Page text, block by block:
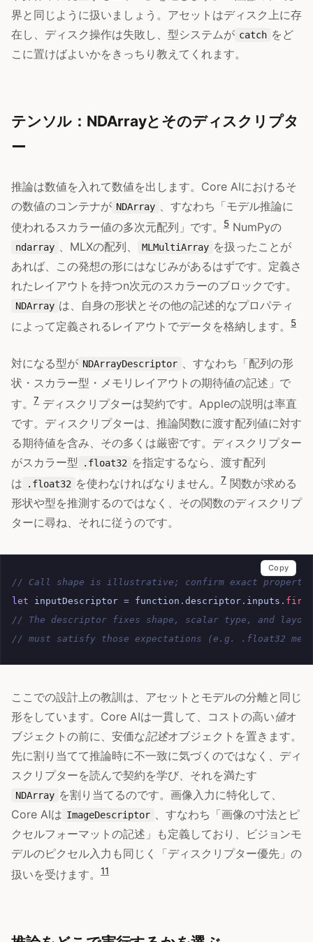
界と同じように扱いましょう。アセットはディスク上に存
在し、ディスク操作は失敗し、型システムが catch をど
こに置けばよいかをきっちり教えてくれます。
テンソル：NDArrayとそのディスクリプタ
ー
推論は数値を入れて数値を出します。Core AIにおけるそ
の数値のコンテナが NDArray
、すなわち「モデル推論に
使われるスカラー値の多次元配列」です。
5 NumPyの
ndarray 、MLXの配列、 MLMultiArray を扱ったことが
あれば、この発想の形にはなじみがあるはずです。定義さ
れたレイアウトを持つn次元のスカラーのブロックです。
NDArray は、自身の形状とその他の記述的なプロパティ
によって定義されるレイアウトでデータを格納します。
5
対になる型が NDArrayDescriptor
、すなわち「配列の形
状・スカラー型・メモリレイアウトの期待値の記述」で
す。
7 ディスクリプターは契約です。Appleの説明は率直
です。ディスクリプターは、推論関数に渡す配列値に対す
る期待値を含み、その多くは厳密です。ディスクリプター
がスカラー型
.float32 を指定するなら、渡す配列
は
.float32 を使わなければなりません。 7 関数が求める
形状や型を推測するのではなく、その関数のディスクリプ
ターに尋ね、それに従うのです。
// Call shape is illustrative; confirm exact property/
let
inputDescriptor = function . descriptor . inputs . first
// The descriptor fixes shape, scalar type, and
// must satisfy those expectations (e.g. .float32
Copy
ここでの設計上の教訓は、アセットとモデルの分離と同じ
形をしています。Core AIは一貫して、コストの高い値オ
ブジェクトの前に、安価な記述オブジェクトを置きます。
先に割り当てて推論時に不一致に気づくのではなく、ディ
スクリプターを読んで契約を学び、それを満たす
NDArray を割り当てるのです。画像入力に特化して、
Core AIは ImageDescriptor 、すなわち「画像の寸法とピ
クセルフォーマットの記述」も定義しており、ビジョンモ
デルのピクセル入力も同じく「ディスクリプター優先」の
扱いを受けます。
11